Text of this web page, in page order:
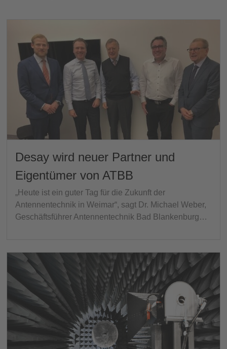
Desay wird neuer Partner und
Eigentümer von ATBB
„Heute ist ein guter Tag für die Zukunft der
Antennentechnik in Weimar“, sagt Dr. Michael Weber,
Geschäftsführer Antennentechnik Bad Blankenburg…